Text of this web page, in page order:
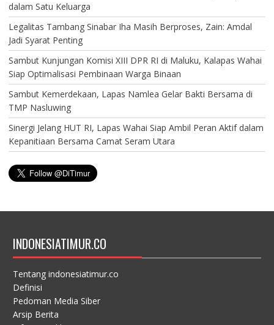
dalam Satu Keluarga
Legalitas Tambang Sinabar Iha Masih Berproses, Zain: Amdal
Jadi Syarat Penting
Sambut Kunjungan Komisi XIII DPR RI di Maluku, Kalapas Wahai
Siap Optimalisasi Pembinaan Warga Binaan
Sambut Kemerdekaan, Lapas Namlea Gelar Bakti Bersama di
TMP Nasluwing
Sinergi Jelang HUT RI, Lapas Wahai Siap Ambil Peran Aktif dalam
Kepanitiaan Bersama Camat Seram Utara
INDONESIATIMUR.CO
Tentang indonesiatimur.co
Definisi
Pedoman Media Siber
Arsip Berita